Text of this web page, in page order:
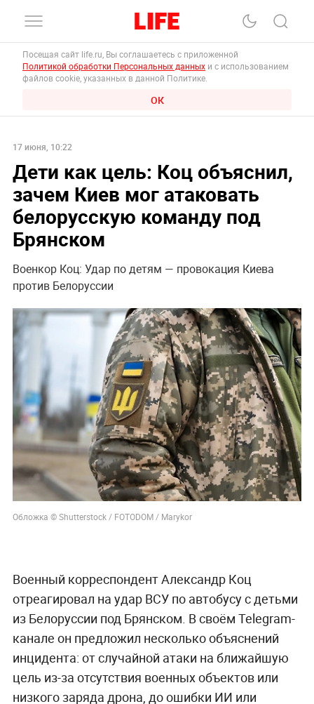
Посещая сайт life.ru, Вы соглашаетесь с приложенной
Политикой обработки Персональных данных и с использованием
файлов cookie, указанных в данной Политике.
ОК
17 июня, 10:22
Дети как цель: Коц объяснил,
зачем Киев мог атаковать
белорусскую команду под
Брянском
Военкор Коц: Удар по детям — провокация Киева
против Белоруссии
Обложка © Shutterstock / FOTODOM / Marykor
Военный корреспондент Александр Коц
отреагировал на удар ВСУ по автобусу с детьми
из Белоруссии под Брянском. В своём Telegram-
канале он предложил несколько объяснений
инцидента: от случайной атаки на ближайшую
цель из-за отсутствия военных объектов или
низкого заряда дрона, до ошибки ИИ или